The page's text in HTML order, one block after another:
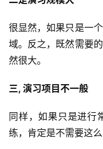
很显然，如果只是一
域。反之，既然需要
然很大。
三, 演习项目不一般
同样，如果只是进行
练，肯定是不需要这么